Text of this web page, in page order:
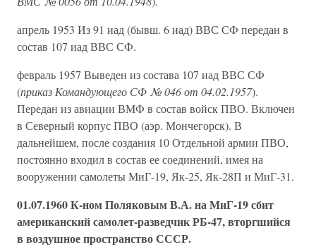
апрель 1953 Из 91 иад (бывш. 6 иад) ВВС СФ передан в
состав 107 иад ВВС СФ.
февраль 1957 Выведен из состава 107 иад ВВС СФ
(приказ Командующего СФ № 046 от 04.02.1957).
Передан из авиации ВМФ в состав войск ПВО. Включен
в Северный корпус ПВО (аэр. Мончегорск). В
дальнейшем, после создания 10 Отдельной армии ПВО,
постоянно входил в состав ее соединений, имея на
вооружении самолеты МиГ-19, Як-25, Як-28П и МиГ-31.
01.07.1960 К-ном Поляковым В.А. на МиГ-19 сбит
американский самолет-разведчик РБ-47, вторгшийся
в воздушное пространство СССР.